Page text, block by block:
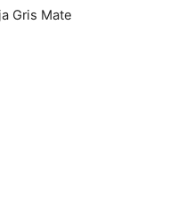
Gris Mate